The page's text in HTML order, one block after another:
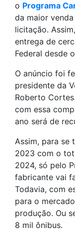
o Programa
da maior
licitação.
entrega de
Federal desde
O anúncio foi
presidente da
Roberto
com essa
ano será de
Assim, para se
2023 com o
2024, só pelo
fabricante vai
Todavia, com
para o
produção. Ou
8 mil ônibus.